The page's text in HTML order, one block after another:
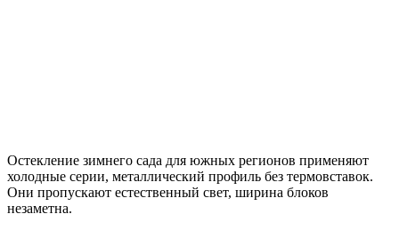
Остекление зимнего сада для южных регионов применяют
холодные серии, металлический профиль без термовставок.
Они пропускают естественный свет, ширина блоков
незаметна.